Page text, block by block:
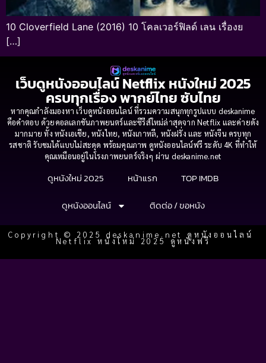
10 Cloverfield Lane (2016) 10 โคลเวอร์ฟิลด์ เลน เรื่องย
[…]
เว็บดูหนังออนไลน์ Netflix หนังใหม่ 2025
ครบทุกเรื่อง พากย์ไทย ซับไทย
หากคุณกำลังมองหา เว็บดูหนังออนไลน์ ที่รวมความสนุกทุกรูปแบบ deskanime
คือคำตอบ ด้วยคอลเลกชันภาพยนตร์และซีรีส์ใหม่ล่าสุดจาก Netflix และค่ายดัง
มากมาย ทั้ง หนังเอเชีย, หนังไทย, หนังเกาหลี, หนังฝรั่ง และ หนังจีน ครบทุก
รสชาติ รับชมได้แบบไม่สะดุด พร้อมคุณภาพ ดูหนังออนไลน์ฟรี ระดับ 4K ที่ทำให้
คุณเหมือนอยู่ในโรงภาพยนตร์จริงๆ ผ่าน deskanime.net
ดูหนังใหม่ 2025 หน้าแรก
TOP IMDB
ดูหนังออนไลน์
ติดต่อ / ขอหนัง
Copyright © 2025 deskanime.net ดูหนังออนไลน์
Netflix หนังใหม่ 2025 ดูหนังฟรี